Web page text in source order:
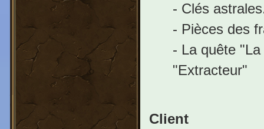
- Clés
- Pièces des
- La quête
"Extracteur"
Client